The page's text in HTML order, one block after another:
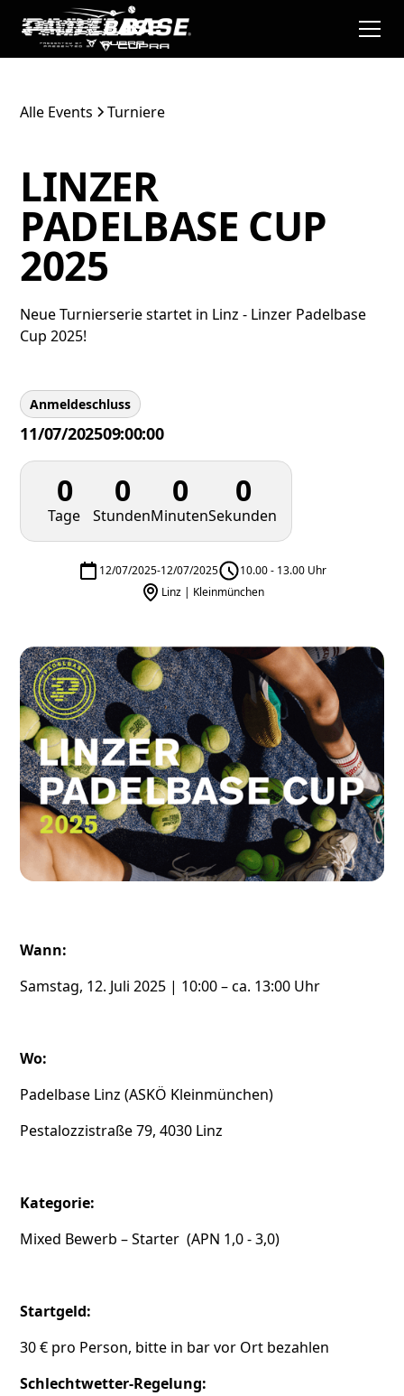
Alle Events Turniere
LINZER
PADELBASE CUP
2025
Neue Turnierserie startet in Linz - Linzer Padelbase
Cup 2025!
Anmeldeschluss
11/07/202509:00:00
0
Tage
0
Stunden
0
Minuten
0
Sekunden
12/07/2025-12/07/2025
10.00 - 13.00 Uhr
Linz | Kleinmünchen
Wann:
Samstag, 12. Juli 2025 | 10:00 – ca. 13:00 Uhr
Wo:
Padelbase Linz (ASKÖ Kleinmünchen)
Pestalozzistraße 79, 4030 Linz
Kategorie:
Mixed Bewerb – Starter (APN 1,0 - 3,0)
Startgeld:
30 € pro Person, bitte in bar vor Ort bezahlen
Schlechtwetter-Regelung: